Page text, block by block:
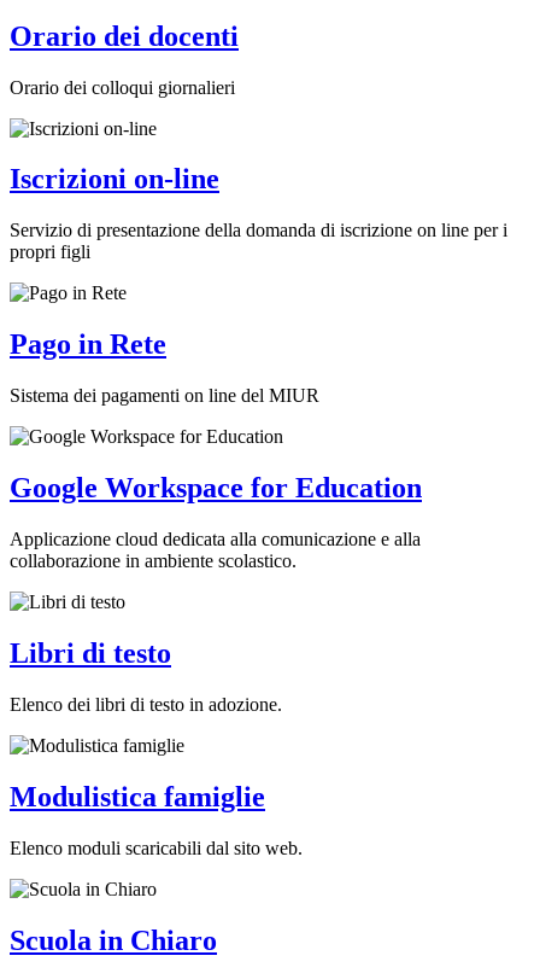
Orario dei docenti
Orario dei colloqui giornalieri
Iscrizioni on-line
Servizio di presentazione della domanda di iscrizione on line per i
propri figli
Pago in Rete
Sistema dei pagamenti on line del MIUR
Google Workspace for Education
Applicazione cloud dedicata alla comunicazione e alla
collaborazione in ambiente scolastico.
Libri di testo
Elenco dei libri di testo in adozione.
Modulistica famiglie
Elenco moduli scaricabili dal sito web.
Scuola in Chiaro